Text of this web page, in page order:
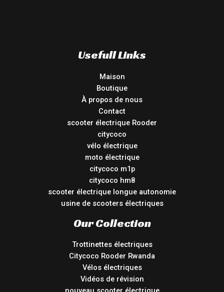
Usefull Links
Maison
Boutique
À propos de nous
Contact
scooter électrique Rooder
citycoco
vélo électrique
moto électrique
citycoco m1p
citycoco hm8
scooter électrique longue autonomie
usine de scooters électriques
Our Collection
Trottinettes électriques
Citycoco Rooder Rwanda
Vélos électriques
Vidéos de révision